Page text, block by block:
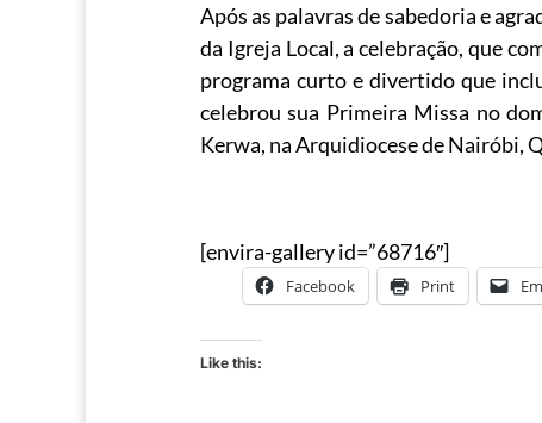
Após as palavras de sabedoria e
da Igreja Local, a celebração, que
programa curto e divertido que
celebrou sua Primeira Missa no
Kerwa, na Arquidiocese de Nairóbi,
[envira-gallery id=”68716″]
Facebook Print
Like this: